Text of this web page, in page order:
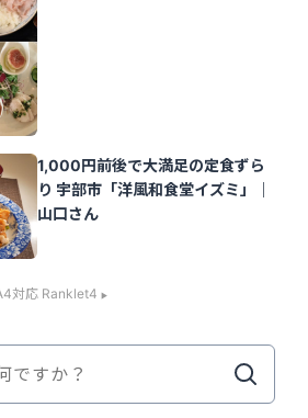
1,000円前後で大満足の定食ずら
り 宇部市「洋風和食堂イズミ」｜
山口さん
対応 Ranklet4